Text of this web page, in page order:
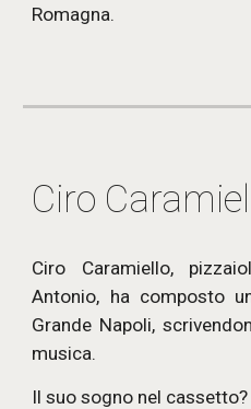
Romagna.
Ciro
Ciro Caramiello,
Antonio, ha composto
Grande Napoli,
musica.
Il suo sogno nel cassetto?